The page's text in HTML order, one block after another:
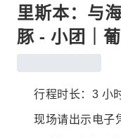
里斯本：与
豚 - 小团｜
行程时长：3 小
现场请出示电子